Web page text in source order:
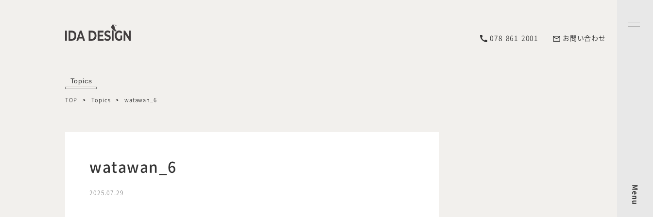
078-861-2001 お問い合わせ
Menu
Topics
TOP Topics watawan_6
watawan_6
2025.07.29